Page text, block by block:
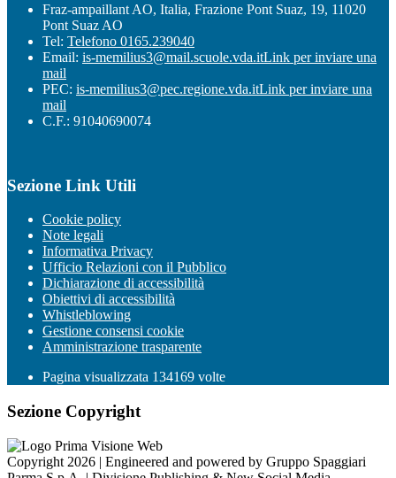
Fraz-ampaillant AO, Italia, Frazione Pont Suaz, 19, 11020
Pont Suaz AO
Tel: Telefono 0165.239040
Email: is-memilius3@mail.scuole.vda.itLink per inviare una
mail
PEC: is-memilius3@pec.regione.vda.itLink per inviare una
mail
C.F.: 91040690074
Sezione Link Utili
Cookie policy
Note legali
Informativa Privacy
Ufficio Relazioni con il Pubblico
Dichiarazione di accessibilità
Obiettivi di accessibilità
Whistleblowing
Gestione consensi cookie
Amministrazione trasparente
Pagina visualizzata 134169 volte
Sezione Copyright
Copyright 2026 | Engineered and powered by Gruppo Spaggiari